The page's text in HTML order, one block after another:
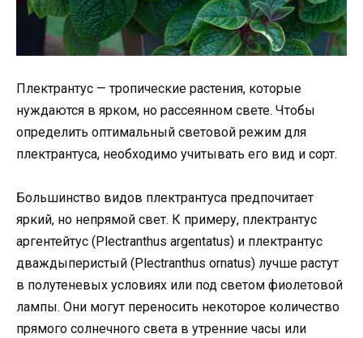
Плектрантус — тропические растения, которые
нуждаются в ярком, но рассеянном свете. Чтобы
определить оптимальный световой режим для
плектрантуса, необходимо учитывать его вид и сорт.
Большинство видов плектрантуса предпочитает
яркий, но непрямой свет. К примеру, плектрантус
аргентейтус (Plectranthus argentatus) и плектрантус
дваждыперистый (Plectranthus ornatus) лучше растут
в полутеневых условиях или под светом фиолетовой
лампы. Они могут переносить некоторое количество
прямого солнечного света в утренние часы или